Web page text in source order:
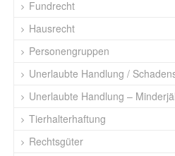
Fundrecht
Hausrecht
Personengruppen
Unerlaubte Handlung /
Unerlaubte Handlung –
Tierhalterhaftung
Rechtsgüter